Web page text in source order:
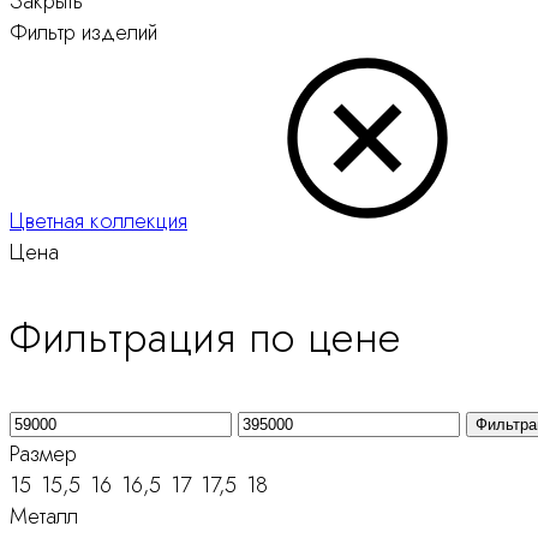
Фильтр изделий
Цветная коллекция
Цена
Фильтрация по цене
Минимальная
цена
Максимальная
Размер
15 15,5 16 16,5 17 17,5 18
Металл